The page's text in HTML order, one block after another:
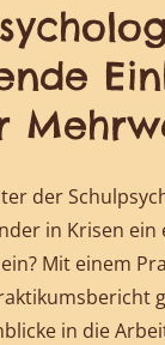
der
in Krisen
Mit einem
in die